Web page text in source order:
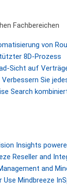
Fachbereichen
von
8D-Prozess
Sicht auf
Verbessern Sie
Search
Insights
Reseller and
and
Use Mindbreeze